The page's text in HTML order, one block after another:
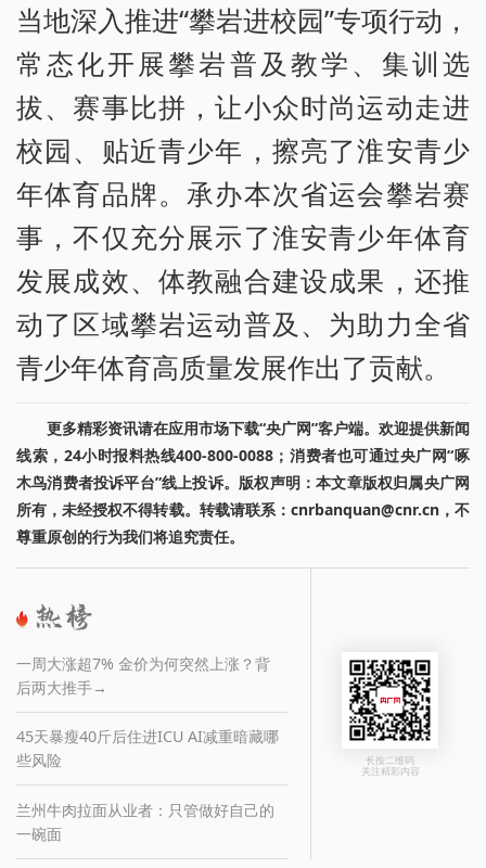
当地深入推进“攀岩进校园”专项行动，
常态化开展攀岩普及教学、集训选
拔、赛事比拼，让小众时尚运动走进
校园、贴近青少年，擦亮了淮安青少
年体育品牌。承办本次省运会攀岩赛
事，不仅充分展示了淮安青少年体育
发展成效、体教融合建设成果，还推
动了区域攀岩运动普及、为助力全省
青少年体育高质量发展作出了贡献。
更多精彩资讯请在应用市场下载“央广网”客户端。欢迎提供新闻
线索，24小时报料热线400-800-0088；消费者也可通过央广网“啄
木鸟消费者投诉平台”线上投诉。版权声明：本文章版权归属央广网
所有，未经授权不得转载。转载请联系：cnrbanquan@cnr.cn，不
尊重原创的行为我们将追究责任。
一周大涨超7% 金价为何突然上涨？背
后两大推手→
45天暴瘦40斤后住进ICU AI减重暗藏哪
些风险
兰州牛肉拉面从业者：只管做好自己的
一碗面
长按二维码
关注精彩内容